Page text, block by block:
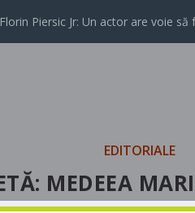
Florin Piersic Jr: Un actor are voie să
EDITORIALE
MEDEEA